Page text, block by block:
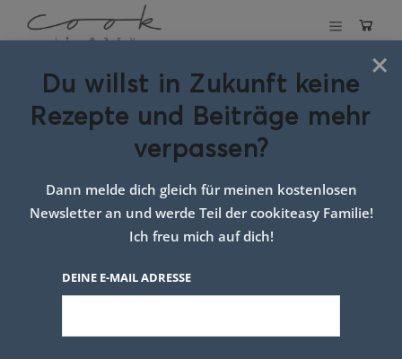
Walnusspasta
29. NOVEMBER 2024
×
Du willst in Zukunft keine
Rezepte und Beiträge mehr
verpassen?
Dann melde dich gleich für meinen kostenlosen
Newsletter an und werde Teil der cookiteasy Familie!
Ich freu mich auf dich!
DEINE E-MAIL ADRESSE